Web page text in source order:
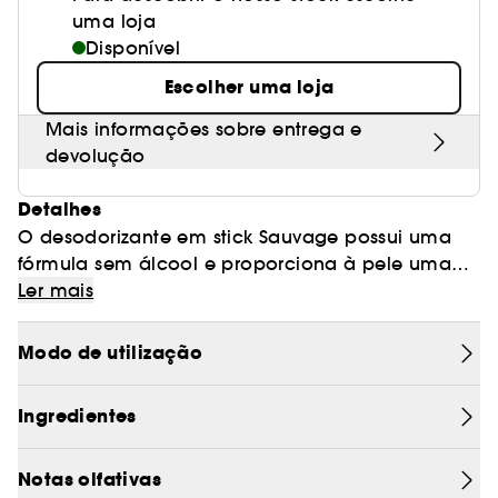
uma loja
Disponível
Escolher uma loja
Mais informações sobre entrega e
devolução
Detalhes
O desodorizante em stick Sauvage possui uma
fórmula sem álcool e proporciona à pele uma
sensação de frescura instantânea para um bem-
estar prolongado.
Um desodorizante de perfume subtil que revela
as notas frescas e amadeiradas de Sauvage.
stick Sauvage intensifica o rasto da Eau de
Toilette Sauvage.
O desodorizante em stick Sauvage deixa a pele
Ler mais
Modo de utilização
Ingredientes
Notas olfativas